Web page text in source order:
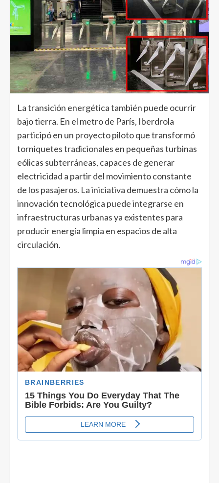
La transición energética también puede ocurrir
bajo tierra. En el metro de París, Iberdrola
participó en un proyecto piloto que transformó
torniquetes tradicionales en pequeñas turbinas
eólicas subterráneas, capaces de generar
electricidad a partir del movimiento constante
de los pasajeros. La iniciativa demuestra cómo la
innovación tecnológica puede integrarse en
infraestructuras urbanas ya existentes para
producir energía limpia en espacios de alta
circulación.